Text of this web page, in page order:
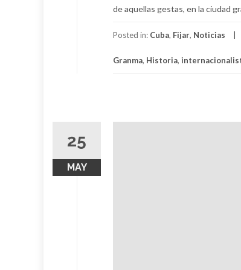
de aquellas gestas, en la ciudad
Posted in: Cuba, Fijar, Noticias
Granma, Historia,
25
MAY